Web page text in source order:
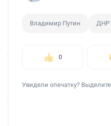
Владимир Путин ДНР
0
Увидели опечатку?